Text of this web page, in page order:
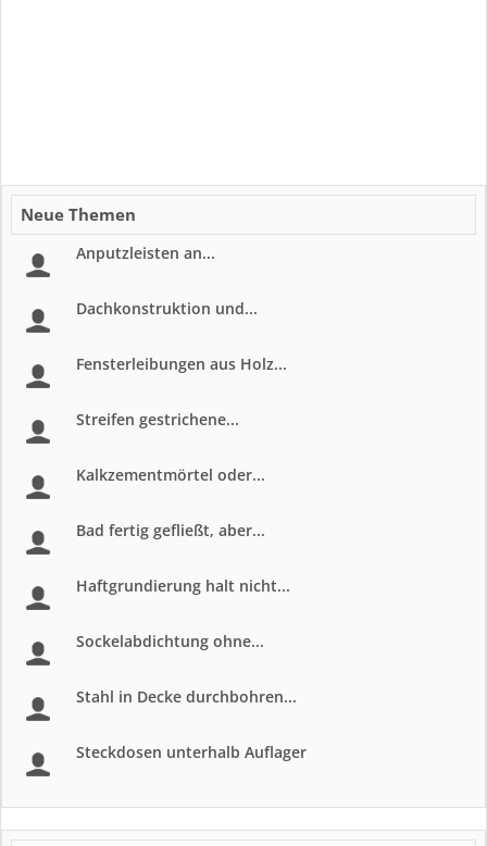
Neue Themen
Anputzleisten an...
Dachkonstruktion und...
Fensterleibungen aus Holz...
Streifen gestrichene...
Kalkzementmörtel oder...
Bad fertig gefließt, aber...
Haftgrundierung halt nicht...
Sockelabdichtung ohne...
Stahl in Decke durchbohren...
Steckdosen unterhalb Auflager